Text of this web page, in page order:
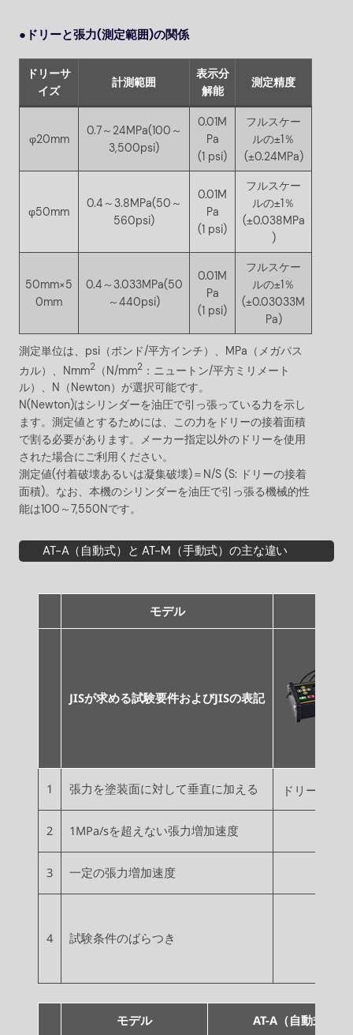
● ドリーと張力(測定範囲)の関係
ドリーサ
イズ
計測範囲
表示分
解能
測定精度
φ20mm
0.7～24MPa(100～
3,500psi)
0.01M
Pa
(1 psi)
フルスケー
ルの±1％
(±0.24MPa)
φ50mm
0.4～3.8MPa(50～
560psi)
0.01M
Pa
(1 psi)
フルスケー
ルの±1％
(±0.038MPa
)
50mm×5
0mm
0.4～3.033MPa(50
～440psi)
0.01M
Pa
(1 psi)
フルスケー
ルの±1％
(±0.03033M
Pa)
測定単位は、psi（ポンド/平方インチ）、MPa（メガパス
カル）、Nmm2 （N/mm2 ：ニュートン/平方ミリメート
ル）、N（Newton）が選択可能です。
N(Newton)はシリンダーを油圧で引っ張っている力を示し
ます。測定値とするためには、この力をドリーの接着面積
で割る必要があります。メーカー指定以外のドリーを使用
された場合にご利用ください。
測定値(付着破壊あるいは凝集破壊)＝N/S (S: ドリーの接着
面積)。なお、本機のシリンダーを油圧で引っ張る機械的性
能は100～7,550Nです。
AT-A（自動式）と AT-M（手動式）の主な違い
モデル
JISが求める試験要件およびJISの表記
1 張力を塗装面に対して垂直に加える ドリーの軸
2 1MPa/sを超えない張力増加速度
3 一定の張力増加速度
4 試験条件のばらつき
モデル AT-A（自動式）